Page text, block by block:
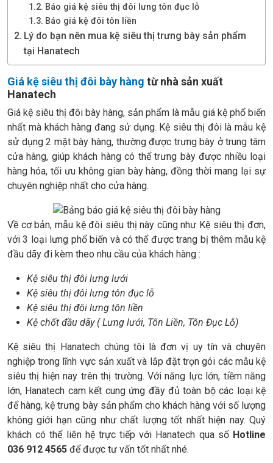
Báo giá kệ siêu thị đôi lưng tôn đục lỗ
Báo giá kệ đôi tôn liền
Lý do bạn nên mua kệ siêu thị trưng bày sản phẩm
tại Hanatech
Giá kệ siêu thị đôi bày hàng từ nhà sản xuất
Hanatech
Giá kệ siêu thị đôi bày hàng, sản phẩm là mẫu giá kệ phổ biến
nhất mà khách hàng đang sử dụng. Kệ siêu thị đôi là mẫu kệ
sử dụng 2 mặt bày hàng, thường được trưng bày ở trung tâm
cửa hàng, giúp khách hàng có thể trưng bày được nhiều loại
hàng hóa, tối ưu không gian bày hàng, đồng thời mang lại sự
chuyên nghiệp nhất cho cửa hàng.
Về cơ bản, mẫu kệ đôi siêu thị này cũng như Kệ siêu thị đơn,
với 3 loại lưng phổ biến và có thể được trang bị thêm mẫu kệ
đầu dãy đi kèm theo nhu cầu của khách hàng :
Kệ siêu thị đôi lưng lưới
Kệ siêu thị đôi lưng tôn đục lỗ
Kệ siêu thị đôi lưng tôn liền
Kệ chốt đầu dãy ( Lưng lưới, Tôn Liền, Tôn Đục Lỗ)
Kệ siêu thị Hanatech chúng tôi là đơn vị uy tín và chuyên
nghiệp trong lĩnh vực sản xuất và lắp đặt trọn gói các mẫu kệ
siêu thị hiện nay trên thị trường. Với năng lực lớn, tiềm năng
lớn, Hanatech cam kết cung ứng đầy đủ toàn bộ các loại kệ
để hàng, kệ trưng bày sản phẩm cho khách hàng với số lượng
không giới hạn cũng như chất lượng tốt nhất hiện nay. Quý
khách có thể liên hệ trực tiếp với Hanatech qua số Hotline
036 912 4565 để được tư vấn tốt nhất nhé.